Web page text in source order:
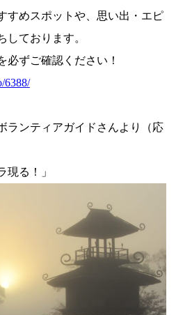
すめスポットや、思い出・エピ
しております。
ずご確認ください！
6388/
ランティアガイドさんより（応
現る！」